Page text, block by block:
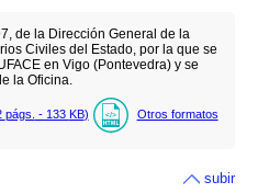
de la Dirección General de la
Civiles del Estado, por la que se
en Vigo (Pontevedra) y se
la Oficina.
págs. - 133 KB) Otros formatos
subir